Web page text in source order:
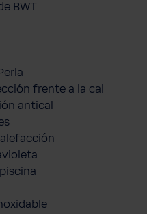
BWT
frente a la cal
antical